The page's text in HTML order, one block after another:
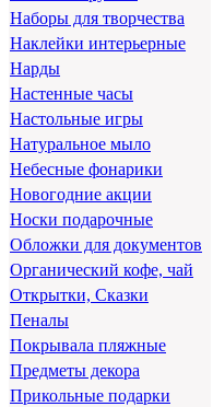
Наборы для творчества
Наклейки интерьерные
Нарды
Настенные часы
Настольные игры
Натуральное мыло
Небесные фонарики
Новогодние акции
Носки подарочные
Обложки для документов
Органический кофе, чай
Открытки, Сказки
Пеналы
Покрывала пляжные
Предметы декора
Прикольные подарки